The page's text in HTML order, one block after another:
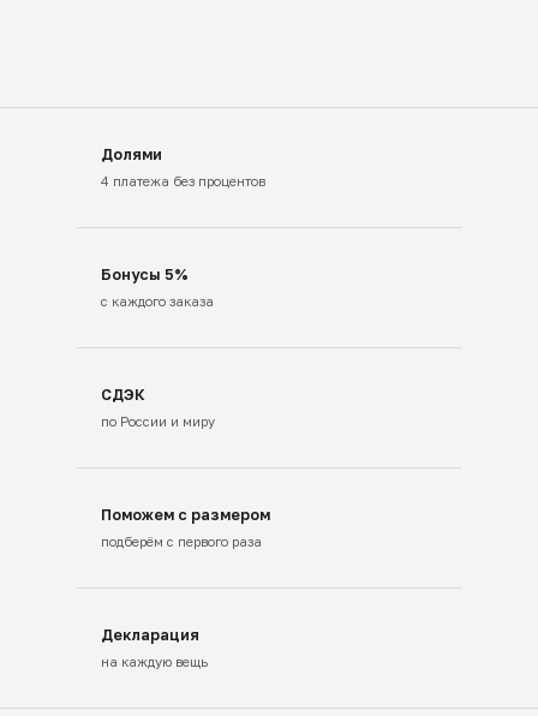
Долями
4 платежа без процентов
Бонусы 5%
с каждого заказа
СДЭК
по России и миру
Поможем с размером
подберём с первого раза
Декларация
на каждую вещь